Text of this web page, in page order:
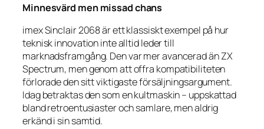
Minnesvärd men missad chans
imex Sinclair 2068 är ett klassiskt exempel på hur
teknisk innovation inte alltid leder till
marknadsframgång. Den var mer avancerad än ZX
Spectrum, men genom att offra kompatibiliteten
förlorade den sitt viktigaste försäljningsargument.
Idag betraktas den som en kultmaskin – uppskattad
bland retroentusiaster och samlare, men aldrig
erkänd i sin samtid.